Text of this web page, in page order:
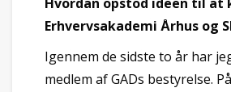
Erhvervsakademi Århus og
Igennem de sidste to år har
medlem af GADs bestyrelse.